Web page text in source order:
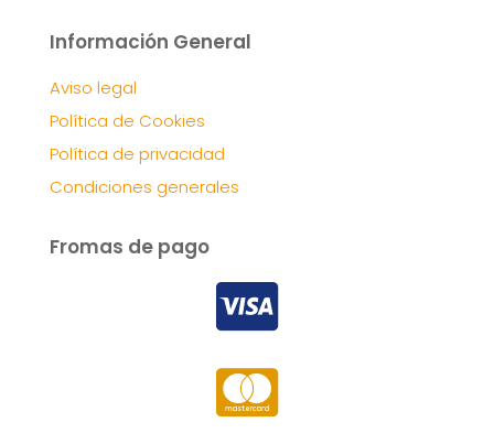
Información General
Aviso legal
Política de Cookies
Política de privacidad
Condiciones generales
Fromas de pago

